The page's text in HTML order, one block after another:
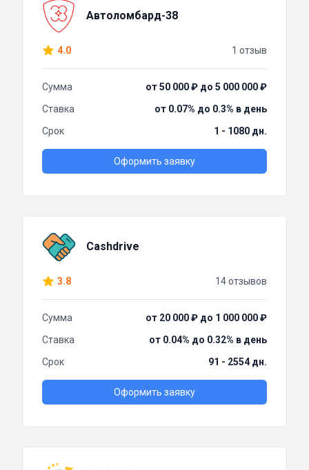
Автоломбард-38
4.0 1 отзыв
Сумма
от 50 000 ₽ до 5 000 000 ₽
Ставка
от 0.07% до 0.3% в день
Срок
1 - 1080 дн.
Оформить заявку
Cashdrive
3.8 14 отзывов
Сумма
от 20 000 ₽ до 1 000 000 ₽
Ставка
от 0.04% до 0.32% в день
Срок
91 - 2554 дн.
Оформить заявку